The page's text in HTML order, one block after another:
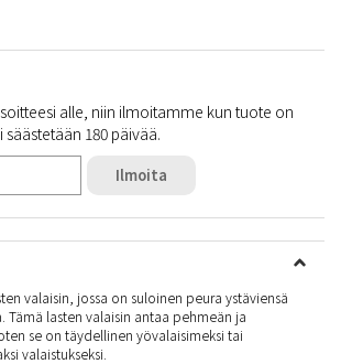
alle, niin ilmoitamme kun tuote on
180 päivää.
Ilmoita
valaisin, jossa on suloinen peura ystäviensä
Tämä lasten valaisin antaa pehmeän ja
se on täydellinen yövalaisimeksi tai
valaistukseksi.